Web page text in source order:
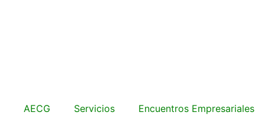
AECG Servicios Encuentros Empresariales